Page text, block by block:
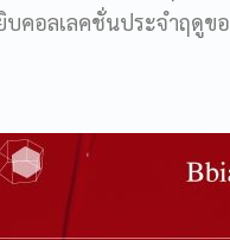
คอลเลคชั่นประจำฤดูข